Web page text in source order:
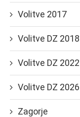
Volitve 2017
Volitve DZ 2018
Volitve DZ 2022
Volitve DZ 2026
Zagorje